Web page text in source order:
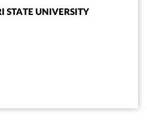
STATE UNIVERSITY